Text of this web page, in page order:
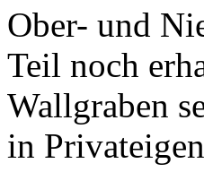
Ober- und
Teil noch
Wallgraben
in